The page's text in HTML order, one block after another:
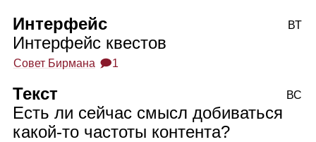
Интерфейс
Интерфейс квестов
Совет Бирмана 🗩1
ВТ
Текст
Есть ли сейчас смысл добиваться
какой‑то частоты контента?
ВС